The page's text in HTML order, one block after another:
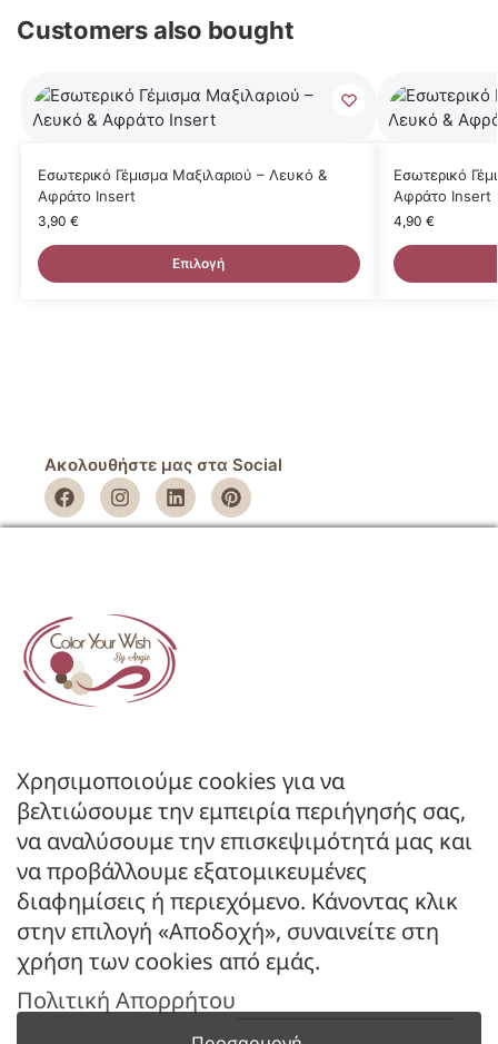
Customers also bought
Εσωτερικό Γέμισμα Μαξιλαριού – Λευκό &
Αφράτο Insert
3,90 €
Επιλογή
Εσωτερικό
Αφράτο Insert
4,90 €
Ακολουθήστε μας στα Social
Πολιτική Απορρήτου
Πολιτική Επιστροφών
ΚΑΤΑΣΤΗΜΑ
Εγγραφή Χονδρικής
Μέθοδοι Πληρωμής
Μέθοδοι Αποστολής
ΕΠΙΚΟΙΝΩΝΙΑ
Φόρμα Επικοινωνίας
Νέα Σάντα, Κιλκίς, 61100
Χρησιμοποιούμε cookies για να
βελτιώσουμε την εμπειρία περιήγησής σας,
να αναλύσουμε την επισκεψιμότητά μας και
να προβάλλουμε εξατομικευμένες
διαφημίσεις ή περιεχόμενο. Κάνοντας κλικ
στην επιλογή «Αποδοχή», συναινείτε στη
χρήση των cookies από εμάς.
Πολιτική Απορρήτου